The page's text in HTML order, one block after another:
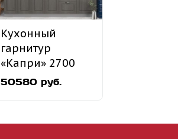
Кухонный
гарнитур
«Капри» 2700
мм
50580 руб.